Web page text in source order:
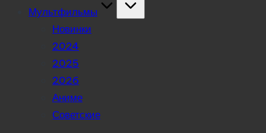
Мультфильмы
Новинки
2024
2025
2026
Аниме
Советские